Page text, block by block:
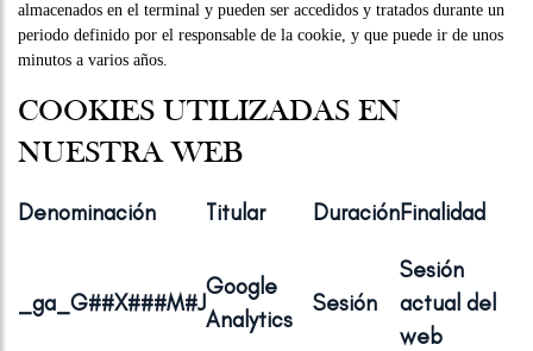
almacenados en el terminal y pueden ser accedidos y tratados durante un
periodo definido por el responsable de la cookie, y que puede ir de unos
minutos a varios años.
COOKIES UTILIZADAS EN
NUESTRA WEB
Denominación Titular DuraciónFinalidad
_ga_G##X###M#J
Google
Analytics
Sesión
Sesión
actual del
web